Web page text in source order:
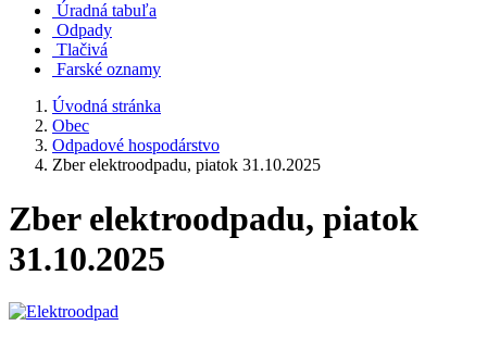
Úradná tabuľa
Odpady
Tlačivá
Farské oznamy
Úvodná stránka
Obec
Odpadové hospodárstvo
Zber elektroodpadu, piatok 31.10.2025
Zber elektroodpadu, piatok
31.10.2025